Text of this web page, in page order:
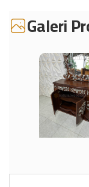
Galeri